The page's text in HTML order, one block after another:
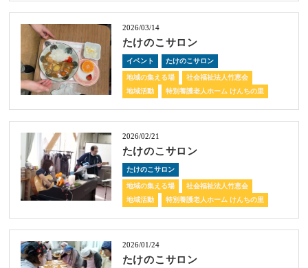
2026/03/14
たけのこサロン
イベント たけのこサロン
地域の集える場
社会福祉法人竹恵会
地域活動
特別養護老人ホーム けんちの里
2026/02/21
たけのこサロン
たけのこサロン
地域の集える場
社会福祉法人竹恵会
地域活動
特別養護老人ホーム けんちの里
2026/01/24
たけのこサロン